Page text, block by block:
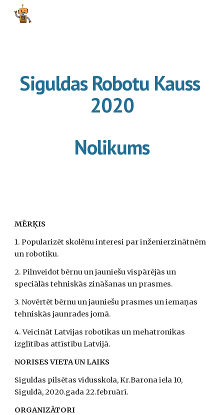
Skip to main content
Siguldas Robotu Kauss
2020
Nolikums
MĒRĶIS
1. Popularizēt skolēnu interesi par inženierzinātnēm
un robotiku.
2. Pilnveidot bērnu un jauniešu vispārējās un
speciālās tehniskās zināšanas un prasmes.
3. Novērtēt bērnu un jauniešu prasmes un iemaņas
tehniskās jaunrades jomā.
4. Veicināt Latvijas robotikas un mehatronikas
izglītības attīstību Latvijā.
NORISES VIETA UN LAIKS
Siguldas pilsētas vidusskola, Kr.Barona iela 10,
Siguldā, 2020.gada 22.februārī.
ORGANIZĀTORI